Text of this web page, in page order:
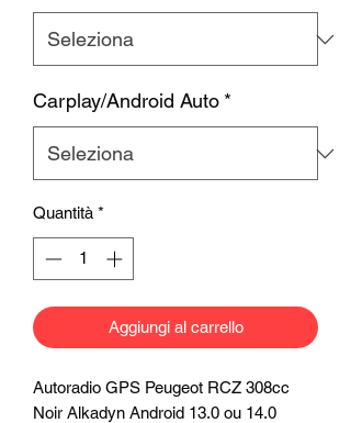
Carplay/Android Auto *
Quantità *
Aggiungi al carrello
Autoradio GPS Peugeot RCZ 308cc
Noir Alkadyn Android 13.0 ou 14.0